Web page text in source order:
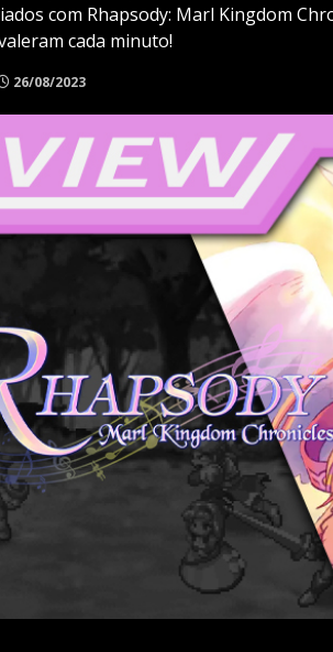
com Rhapsody: Marl Kingdom
cada minuto!
26/08/2023